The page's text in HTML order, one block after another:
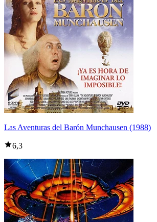
Las Aventuras del Barón Munchausen (1988)
6,3